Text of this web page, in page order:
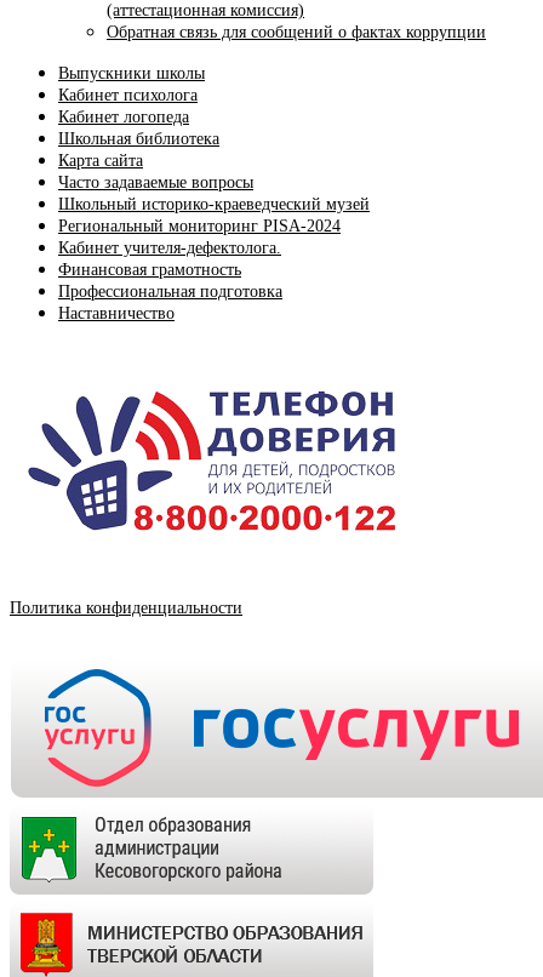
(аттестационная комиссия)
Обратная связь для сообщений о фактах коррупции
Выпускники школы
Кабинет психолога
Кабинет логопеда
Школьная библиотека
Карта сайта
Часто задаваемые вопросы
Школьный историко-краеведческий музей
Региональный мониторинг PISA-2024
Кабинет учителя-дефектолога.
Финансовая грамотность
Профессиональная подготовка
Наставничество
Политика конфиденциальности